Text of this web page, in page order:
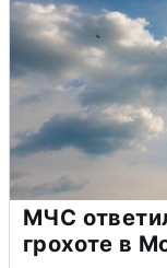
МЧС
грохоте в